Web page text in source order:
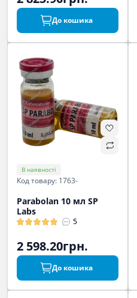
До кошика
В наявності
Код товару: 1763-
Parabolan 10 мл SP
Labs
5
2 598.20грн.
До кошика